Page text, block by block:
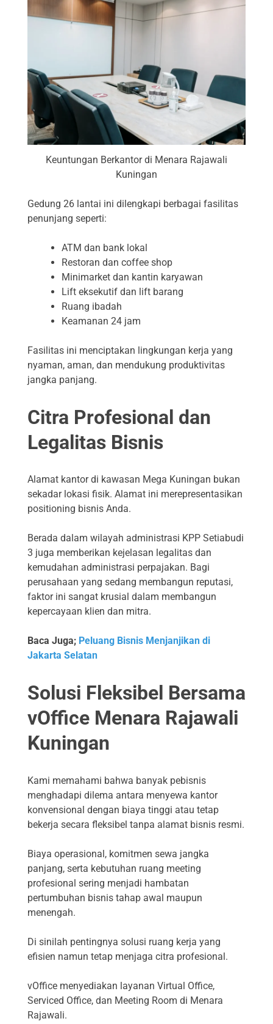
Keuntungan Berkantor di Menara Rajawali
Kuningan
Gedung 26 lantai ini dilengkapi berbagai fasilitas
penunjang seperti:
ATM dan bank lokal
Restoran dan coffee shop
Minimarket dan kantin karyawan
Lift eksekutif dan lift barang
Ruang ibadah
Keamanan 24 jam
Fasilitas ini menciptakan lingkungan kerja yang
nyaman, aman, dan mendukung produktivitas
jangka panjang.
Citra Profesional dan
Legalitas Bisnis
Alamat kantor di kawasan Mega Kuningan bukan
sekadar lokasi fisik. Alamat ini merepresentasikan
positioning bisnis Anda.
Berada dalam wilayah administrasi KPP Setiabudi
3 juga memberikan kejelasan legalitas dan
kemudahan administrasi perpajakan. Bagi
perusahaan yang sedang membangun reputasi,
faktor ini sangat krusial dalam membangun
kepercayaan klien dan mitra.
Baca Juga; Peluang Bisnis Menjanjikan di
Jakarta Selatan
Solusi Fleksibel Bersama
vOffice Menara Rajawali
Kuningan
Kami memahami bahwa banyak pebisnis
menghadapi dilema antara menyewa kantor
konvensional dengan biaya tinggi atau tetap
bekerja secara fleksibel tanpa alamat bisnis resmi.
Biaya operasional, komitmen sewa jangka
panjang, serta kebutuhan ruang meeting
profesional sering menjadi hambatan
pertumbuhan bisnis tahap awal maupun
menengah.
Di sinilah pentingnya solusi ruang kerja yang
efisien namun tetap menjaga citra profesional.
vOffice menyediakan layanan Virtual Office,
Serviced Office, dan Meeting Room di Menara
Rajawali.